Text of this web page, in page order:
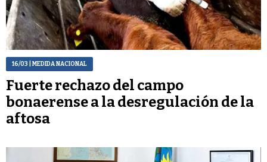
16/03 | MEDIDA NACIONAL
Fuerte rechazo del campo
bonaerense a la desregulación de la
aftosa